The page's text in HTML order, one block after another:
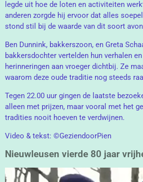
legde uit hoe de loten en activiteiten
anderen zorgde hij ervoor dat alles
stond stil bij de waarde van dit soort
Ben Dunnink, bakkerszoon, en Greta
bakkersdochter vertelden hun verhalen
herinneringen aan vroeger dichtbij. Ze
waarom deze oude traditie nog steeds
Tegen 22.00 uur gingen de laatste
alleen met prijzen, maar vooral met het
tradities nooit hoeven te verdwijnen.
Video & tekst: ©GeziendoorPien
Nieuwleusen vierde 80 jaar